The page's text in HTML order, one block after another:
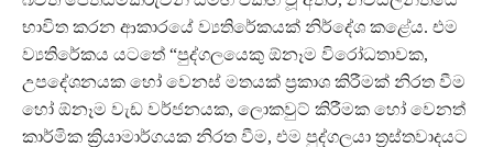
භාවිත කරන ආකාරයේ ව්‍යතිරේකයක් නිර්දේශ කළේය. එම
ව්‍යතිරේකය යටතේ “පුද්ගලයෙකු ඕනෑම විරෝධතාවක,
උපදේශනයක හෝ වෙනස් මතයක් ප්‍රකාශ කිරීමක් නිරත වීම
හෝ ඕනෑම වැඩ වර්ජනයක, ලොකවුට් කිරීමක හෝ වෙනත්
කාර්මික ක්‍රියාමාර්ගයක නිරත වීම, එම පුද්ගලයා ත්‍රස්තවාදයට